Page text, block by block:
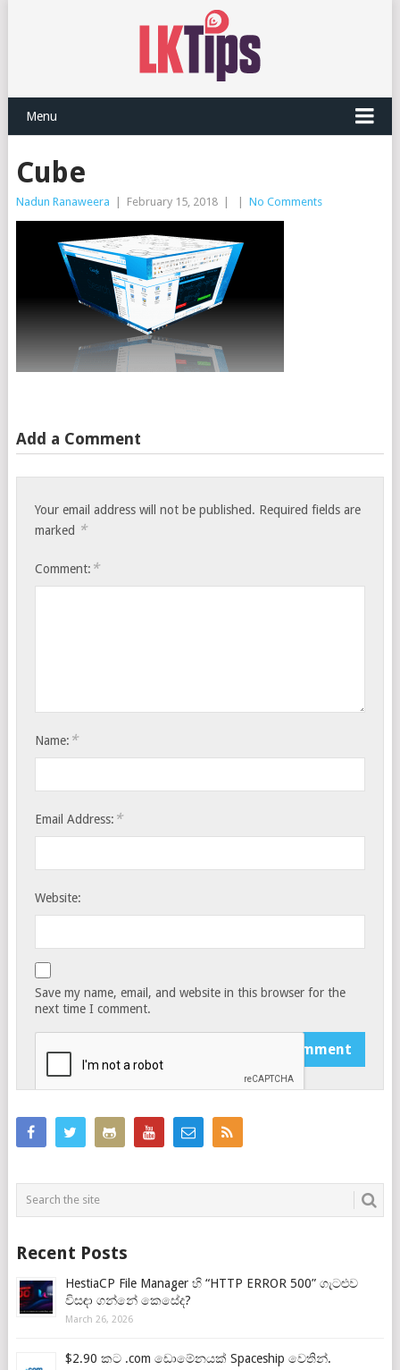
Menu
Cube
Nadun Ranaweera February 15, 2018 No Comments
Add a Comment
Your email address will not be published. Required fields are
marked *
Comment: *
Name: *
Email Address: *
Website:
Save my name, email, and website in this browser for the
next time I comment.
Recent Posts
HestiaCP File Manager හි “HTTP ERROR 500” ගැටළුව
විසඳා ගන්නේ කෙසේද?
March 26, 2026
$2.90 කට .com ඩොමේනයක් Spaceship වෙතින්.